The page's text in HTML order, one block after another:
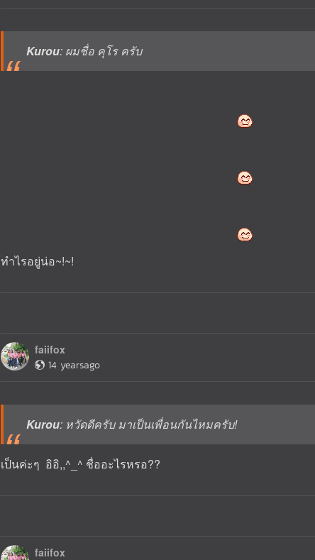
Kurou: ผมชื่อ คุโร ครับ
ทำไรอยู่น่อ~!~!
faiifox
14 yearsago
Kurou: หวัดดีครับ มาเป็นเพื่อนกันไหมครับ!
เป็นค่ะๆ อิอิ,,^_^ ชื่ออะไรหรอ??
faiifox